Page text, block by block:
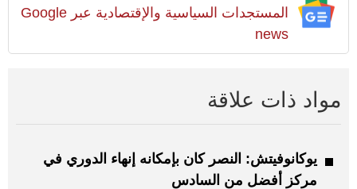
المستجدات السياسية والإقتصادية عبر Google
news
مواد ذات علاقة
يوكانوفيتش: النصر كان بإمكانه إنهاء الدوري في
مركز أفضل من السادس